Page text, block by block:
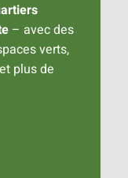
– avec des
verts,
plus de